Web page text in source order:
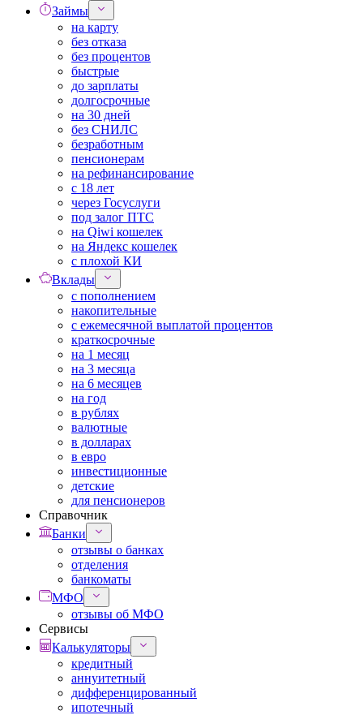
Займы
на карту
без отказа
без процентов
быстрые
до зарплаты
долгосрочные
на 30 дней
без СНИЛС
безработным
пенсионерам
на рефинансирование
с 18 лет
через Госуслуги
под залог ПТС
на Qiwi кошелек
на Яндекс кошелек
с плохой КИ
Вклады
с пополнением
накопительные
с ежемесячной выплатой процентов
краткосрочные
на 1 месяц
на 3 месяца
на 6 месяцев
на год
в рублях
валютные
в долларах
в евро
инвестиционные
детские
для пенсионеров
Справочник
Банки
отзывы о банках
отделения
банкоматы
МФО
отзывы об МФО
Сервисы
Калькуляторы
кредитный
аннуитетный
дифференцированный
ипотечный